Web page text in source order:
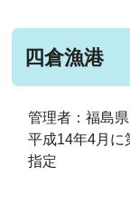
四倉漁港
管理者：福島県
平成14年4月に
指定